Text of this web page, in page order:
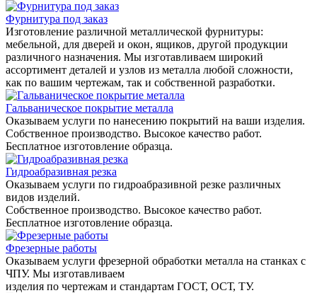
Фурнитура под заказ
Изготовление различной металлической фурнитуры:
мебельной, для дверей и окон, ящиков, другой продукции
различного назначения. Мы изготавливаем широкий
ассортимент деталей и узлов из металла любой сложности,
как по вашим чертежам, так и собственной разработки.
Гальваническое покрытие металла
Оказываем услуги по нанесению покрытий на ваши изделия.
Собственное производство. Высокое качество работ.
Бесплатное изготовление образца.
Гидроабразивная резка
Оказываем услуги по гидроабразивной резке различных
видов изделий.
Собственное производство. Высокое качество работ.
Бесплатное изготовление образца.
Фрезерные работы
Оказываем услуги фрезерной обработки металла на станках с
ЧПУ. Мы изготавливаем
изделия по чертежам и стандартам ГОСТ, ОСТ, ТУ.